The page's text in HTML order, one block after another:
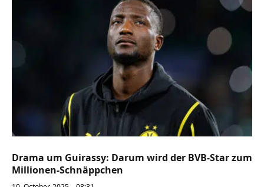
Drama um Guirassy: Darum wird der BVB-Star zum
Millionen-Schnäppchen